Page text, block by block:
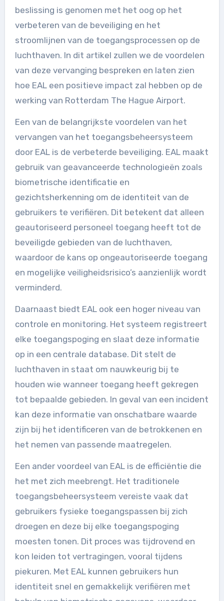
beslissing is genomen met het oog op het
verbeteren van de beveiliging en het
stroomlijnen van de toegangsprocessen op de
luchthaven. In dit artikel zullen we de voordelen
van deze vervanging bespreken en laten zien
hoe EAL een positieve impact zal hebben op de
werking van Rotterdam The Hague Airport.
Een van de belangrijkste voordelen van het
vervangen van het toegangsbeheersysteem
door EAL is de verbeterde beveiliging. EAL maakt
gebruik van geavanceerde technologieën zoals
biometrische identificatie en
gezichtsherkenning om de identiteit van de
gebruikers te verifiëren. Dit betekent dat alleen
geautoriseerd personeel toegang heeft tot de
beveiligde gebieden van de luchthaven,
waardoor de kans op ongeautoriseerde toegang
en mogelijke veiligheidsrisico’s aanzienlijk wordt
verminderd.
Daarnaast biedt EAL ook een hoger niveau van
controle en monitoring. Het systeem registreert
elke toegangspoging en slaat deze informatie
op in een centrale database. Dit stelt de
luchthaven in staat om nauwkeurig bij te
houden wie wanneer toegang heeft gekregen
tot bepaalde gebieden. In geval van een incident
kan deze informatie van onschatbare waarde
zijn bij het identificeren van de betrokkenen en
het nemen van passende maatregelen.
Een ander voordeel van EAL is de efficiëntie die
het met zich meebrengt. Het traditionele
toegangsbeheersysteem vereiste vaak dat
gebruikers fysieke toegangspassen bij zich
droegen en deze bij elke toegangspoging
moesten tonen. Dit proces was tijdrovend en
kon leiden tot vertragingen, vooral tijdens
piekuren. Met EAL kunnen gebruikers hun
identiteit snel en gemakkelijk verifiëren met